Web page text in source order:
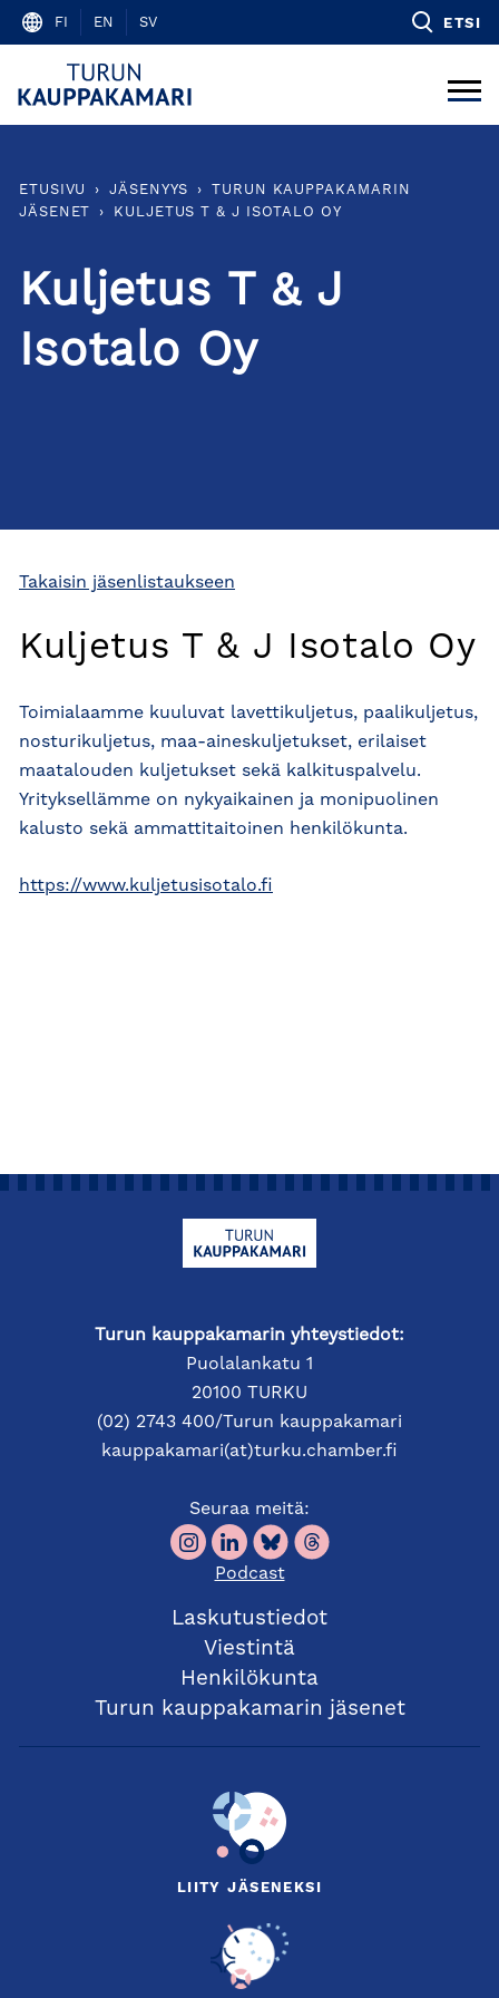
Skip
content
FI EN SV ETSI
ETUSIVU › JÄSENYYS ›
TURUN KAUPPAKAMARIN
JÄSENET
› KULJETUS T & J ISOTALO OY
Kuljetus T & J
Isotalo Oy
Takaisin jäsenlistaukseen
Kuljetus T & J Isotalo Oy
Toimialaamme kuuluvat lavettikuljetus, paalikuljetus,
nosturikuljetus, maa-aineskuljetukset, erilaiset
maatalouden kuljetukset sekä kalkituspalvelu.
Yrityksellämme on nykyaikainen ja monipuolinen
kalusto sekä ammattitaitoinen henkilökunta.
https://www.kuljetusisotalo.fi
Turun kauppakamarin yhteystiedot:
Puolalankatu 1
20100 TURKU
(02) 2743 400/Turun kauppakamari
kauppakamari(at)turku.chamber.fi
Seuraa meitä:
Podcast
Laskutustiedot
Viestintä
Henkilökunta
Turun kauppakamarin jäsenet
LIITY JÄSENEKSI